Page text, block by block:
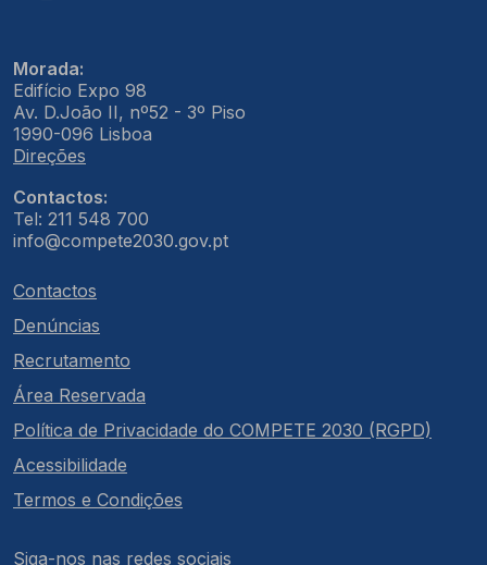
Morada:
Edifício Expo 98
Av. D.João II, nº52 - 3º Piso
1990-096 Lisboa
Direções
Contactos:
Tel: 211 548 700
info@compete2030.gov.pt
Contactos
Denúncias
Recrutamento
Área Reservada
Política de Privacidade do COMPETE 2030 (RGPD)
Acessibilidade
Termos e Condições
Siga-nos nas redes sociais